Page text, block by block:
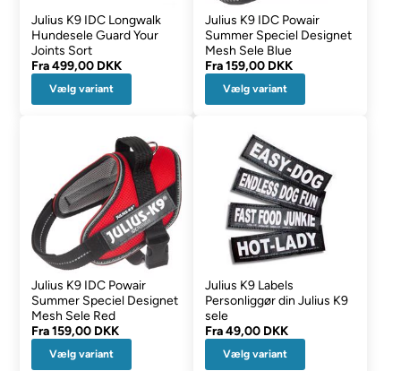
Julius K9 IDC Longwalk
Hundesele Guard Your
Joints Sort
Fra499,00 DKK
Vælg variant
Julius K9 IDC Powair
Summer Speciel Designet
Mesh Sele Blue
Fra159,00 DKK
Vælg variant
Julius K9 IDC Powair
Summer Speciel Designet
Mesh Sele Red
Fra159,00 DKK
Vælg variant
Julius K9 Labels
Personliggør din Julius K9
sele
Fra49,00 DKK
Vælg variant